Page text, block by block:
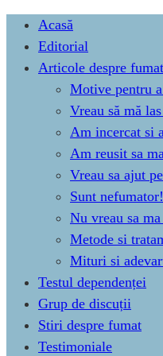
Skip
content
Acasă
Editorial
Articole despre fumat
Motive pentru
Vreau să mă
Am incercat si
Am reusit sa
Vreau sa ajut
Sunt nefumator!
Nu vreau sa
Metode si
Mituri si
Testul dependenței
Grup de discuții
Stiri despre fumat
Testimoniale